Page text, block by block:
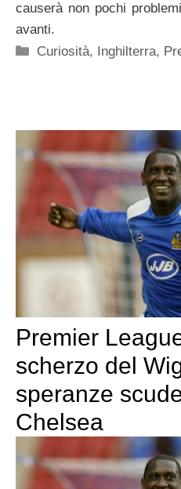
causerà non pochi
avanti.
Categorie
Curiosità, Inghilterra,
Premier
scherzo del
speranze
Chelsea